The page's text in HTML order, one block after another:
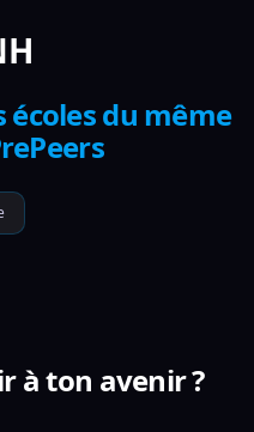
écoles du même
à ton avenir ?